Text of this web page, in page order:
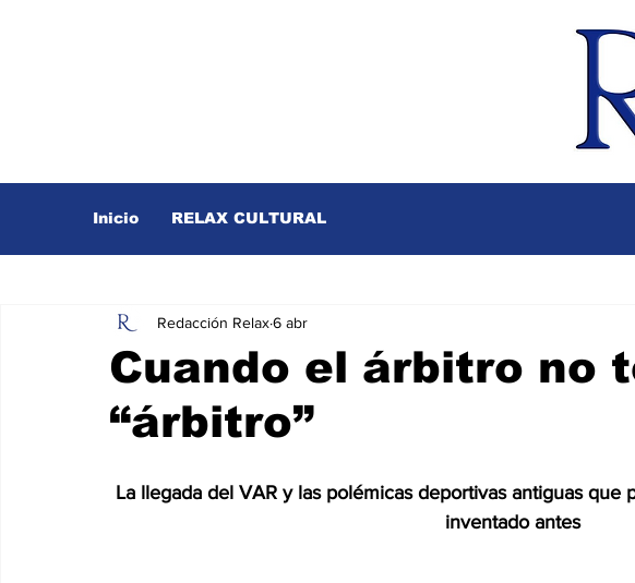
Inicio RELAX CULTURAL
Cuando el árbitro no
“árbitro”
Redacción Relax6 abr
La llegada del VAR y las polémicas deportivas antiguas que
inventado antes